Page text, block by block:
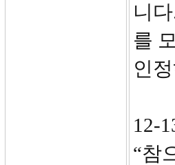
니
를
인
12-
“참